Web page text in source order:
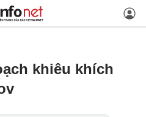
khiêu khích